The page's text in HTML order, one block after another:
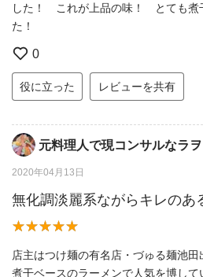
した！ これが上品の味！ とても煮
た！
0
役に立った レビューを共有
元料理人で現コンサルなラ
2020年04月13日
無化調淡麗系ながらキレのあ
店主はつけ麺の有名店・づゅる麺池
煮干ベースのラーメンで人気を博して